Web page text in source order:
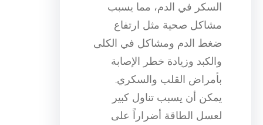
السكر في الدم، مما يسبب
مشاكل صحية مثل ارتفاع
ضغط الدم ومشاكل في الكلى
والكبد وزيادة خطر الإصابة
بأمراض القلب والسكري.
يمكن أن يسبب تناول كبير
لعسل الطاقة أضراراً على